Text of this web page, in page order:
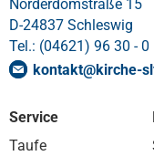
Norderdomstraße 15
D-24837 Schleswig
Tel.: (04621) 96 30 - 0
kontakt@kirche-
Service
Taufe